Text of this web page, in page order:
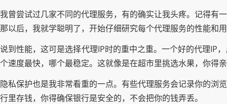
我曾尝试过几家不同的代理服务，有的确实让我头疼。记得有
那以后，我就学聪明了，开始仔细研究每个代理服务的性能和
说到性能，这可是选择代理IP时的重中之重。一个好的代理IP
个速度最快，哪个最稳定。这就像是在超市里挑选水果，你得
隐私保护也是我非常看重的一点。有些代理服务会记录你的浏
行里存钱，你得确保银行是安全的，不会把你的钱弄丢。